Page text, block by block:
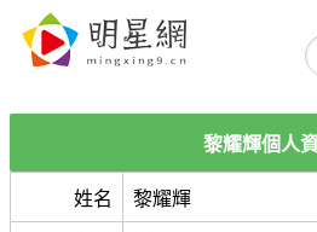
黎耀輝個人
姓名 黎耀輝